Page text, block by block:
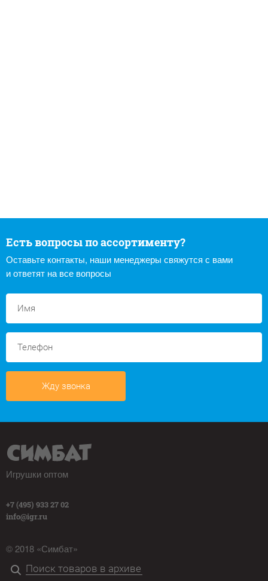
Есть вопросы по ассортименту?
Оставьте контакты, наши менеджеры свяжутся с вами
и ответят на все вопросы
Жду звонка
Игрушки оптом
+7 (495) 933 27 02
info@igr.ru
© 2018 «Симбат»